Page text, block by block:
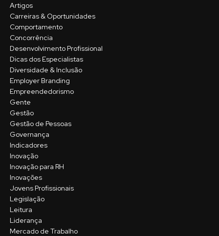
Artigos
Carreiras & Oportunidades
Comportamento
Concorrência
Desenvolvimento Profissional
Dicas dos Especialistas
Diversidade & Inclusão
Employer Branding
Empreendedorismo
Gente
Gestão
Gestão de Pessoas
Governança
Indicadores
Inovação
Inovação para RH
Inovações
Jovens Profissionais
Legislação
Leitura
Liderança
Mercado de Trabalho